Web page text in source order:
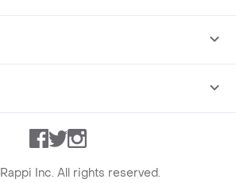
Facebook
TwitterInstagram
Rappi Inc. All rights reserved.